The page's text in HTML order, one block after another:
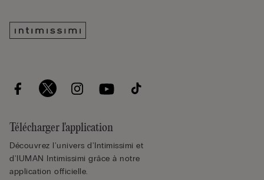
Télécharger l'application
Découvrez l'univers d'Intimissimi et
d'IUMAN Intimissimi grâce à notre
application officielle.